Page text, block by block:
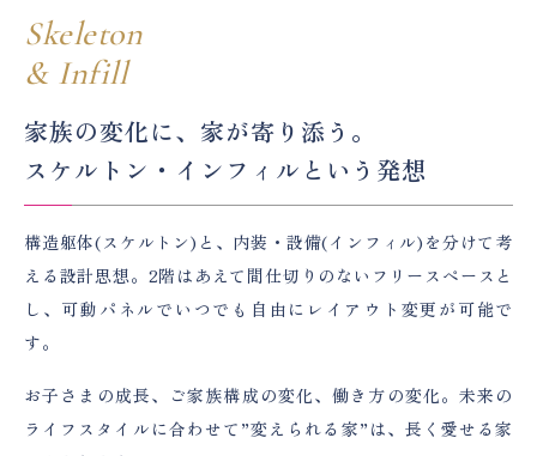
Skeleton
& Infill
家族の変化に、家が寄り添う。
スケルトン・インフィルという発想
構造躯体(スケルトン)と、内装・設備(インフィル)を分けて考
える設計思想。2階はあえて間仕切りのないフリースペースと
し、可動パネルでいつでも自由にレイアウト変更が可能で
す。
お子さまの成長、ご家族構成の変化、働き方の変化。未来の
ライフスタイルに合わせて”変えられる家”は、長く愛せる家